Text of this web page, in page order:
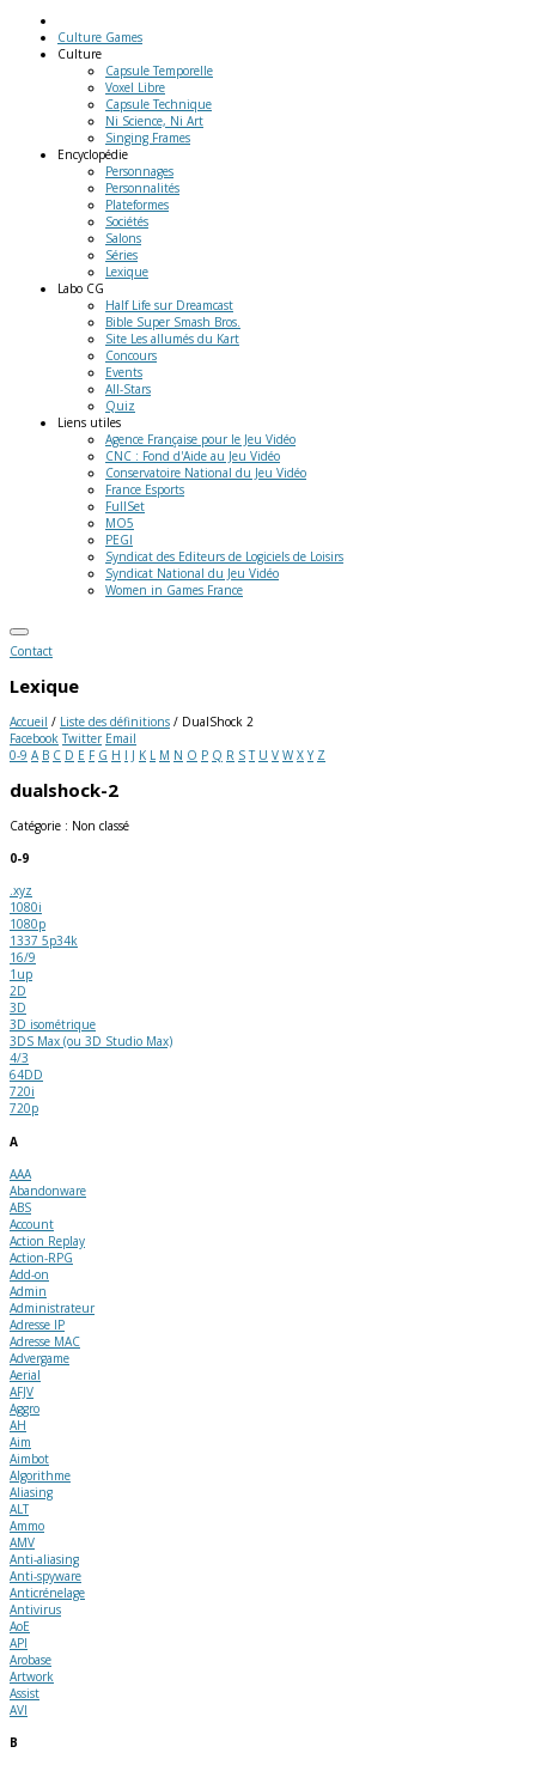
Culture Games
Culture
Capsule Temporelle
Voxel Libre
Capsule Technique
Ni Science, Ni Art
Singing Frames
Encyclopédie
Personnages
Personnalités
Plateformes
Sociétés
Salons
Séries
Lexique
Labo CG
Half Life sur Dreamcast
Bible Super Smash Bros.
Site Les allumés du Kart
Concours
Events
All-Stars
Quiz
Liens utiles
Agence Française pour le Jeu Vidéo
CNC : Fond d'Aide au Jeu Vidéo
Conservatoire National du Jeu Vidéo
France Esports
FullSet
MO5
PEGI
Syndicat des Editeurs de Logiciels de Loisirs
Syndicat National du Jeu Vidéo
Women in Games France
Contact
Lexique
Accueil / Liste des définitions / DualShock 2
Facebook Twitter Email
0-9 A B C D E F G H I J K L M N O P Q R S T U V W X Y Z
dualshock-2
Catégorie : Non classé
0-9
.xyz
1080i
1080p
1337 5p34k
16/9
1up
2D
3D
3D isométrique
3DS Max (ou 3D Studio Max)
4/3
64DD
720i
720p
A
AAA
Abandonware
ABS
Account
Action Replay
Action-RPG
Add-on
Admin
Administrateur
Adresse IP
Adresse MAC
Advergame
Aerial
AFJV
Aggro
AH
Aim
Aimbot
Algorithme
Aliasing
ALT
Ammo
AMV
Anti-aliasing
Anti-spyware
Anticrénelage
Antivirus
AoE
API
Arobase
Artwork
Assist
AVI
B